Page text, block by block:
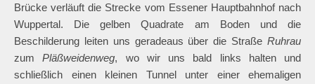
Brücke verläuft die Strecke vom Essener Hauptbahnhof nach
Wuppertal. Die gelben Quadrate am Boden und die
Beschilderung leiten uns geradeaus über die Straße Ruhrau
zumPläßweidenweg, wo wir uns bald links halten und
schließlich einen kleinen Tunnel unter einer ehemaligen